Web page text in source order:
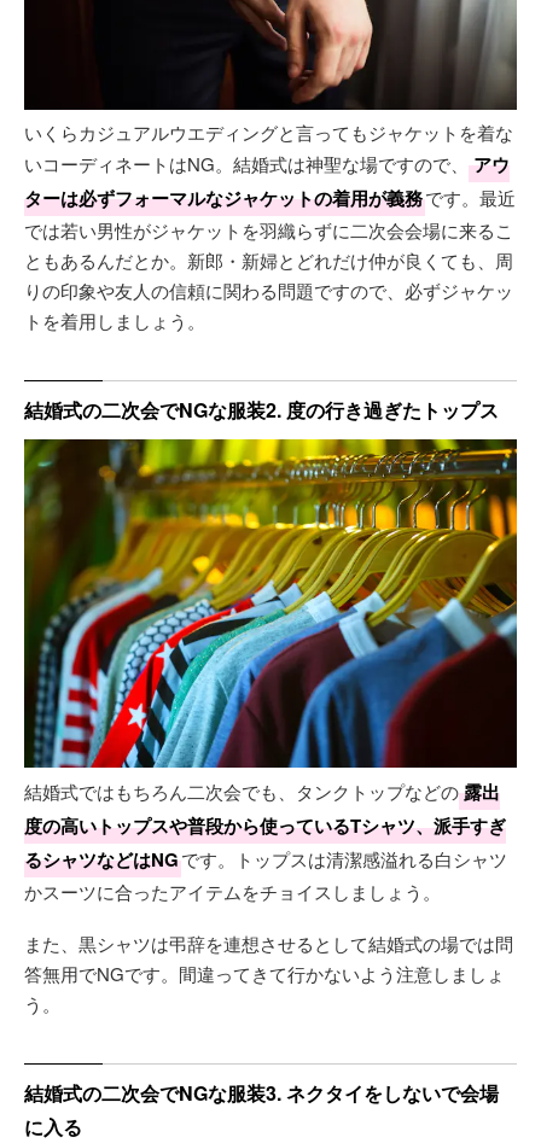
いくらカジュアルウエディングと言ってもジャケットを着な
いコーディネートはNG。結婚式は神聖な場ですので、
アウ
ターは必ずフォーマルなジャケットの着用が義務です。最近
では若い男性がジャケットを羽織らずに二次会会場に来るこ
ともあるんだとか。新郎・新婦とどれだけ仲が良くても、周
りの印象や友人の信頼に関わる問題ですので、必ずジャケッ
トを着用しましょう。
結婚式の二次会でNGな服装2. 度の行き過ぎたトップス
結婚式ではもちろん二次会でも、タンクトップなどの露出
度の高いトップスや普段から使っているTシャツ、派手すぎ
るシャツなどはNGです。トップスは清潔感溢れる白シャツ
かスーツに合ったアイテムをチョイスしましょう。
また、黒シャツは弔辞を連想させるとして結婚式の場では問
答無用でNGです。間違ってきて行かないよう注意しましょ
う。
結婚式の二次会でNGな服装3. ネクタイをしないで会場
に入る